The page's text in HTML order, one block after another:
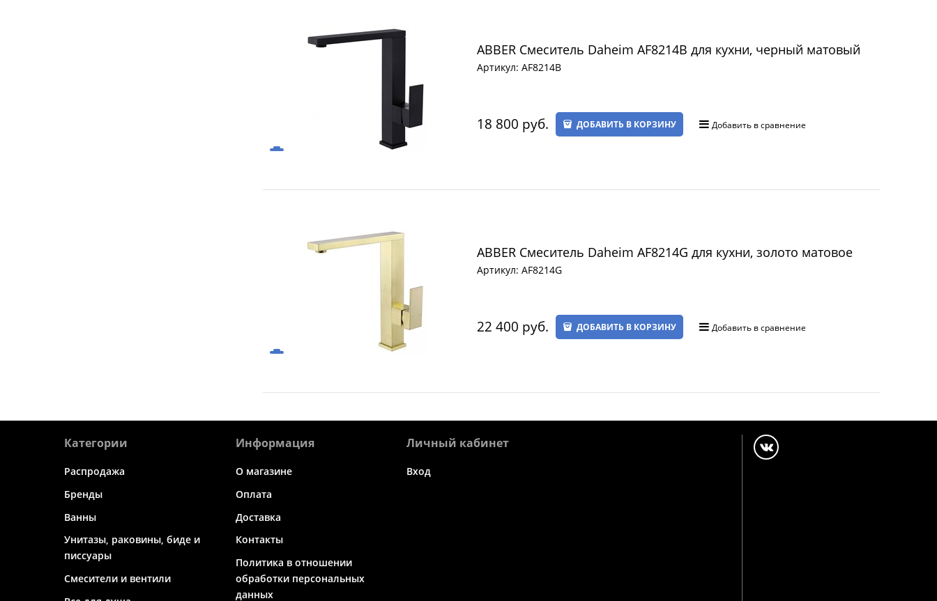
ABBER Смеситель Daheim AF8214B для кухни, черный матовый
Артикул: AF8214B
18 800 руб. ДОБАВИТЬ В КОРЗИНУ Добавить в сравнение
ABBER Смеситель Daheim AF8214G для кухни, золото матовое
Артикул: AF8214G
22 400 руб. ДОБАВИТЬ В КОРЗИНУ Добавить в сравнение
Категории
Распродажа
Бренды
Ванны
Унитазы, раковины, биде и
писсуары
Смесители и вентили
Информация
О магазине
Оплата
Доставка
Контакты
Политика в отношении
обработки персональных
данных
Личный кабинет
Вход